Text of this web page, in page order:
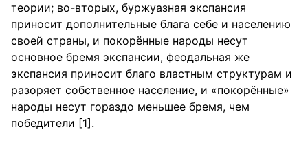
теории; во-вторых, буржуазная экспансия
приносит дополнительные блага себе и населению
своей страны, и покорённые народы несут
основное бремя экспансии, феодальная же
экспансия приносит благо властным структурам и
разоряет собственное население, и «покорённые»
народы несут гораздо меньшее бремя, чем
победители [1].